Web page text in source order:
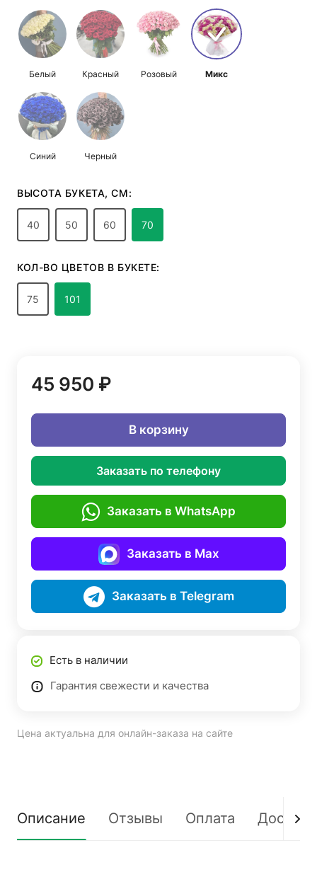
Белый Красный Розовый Микс
Синий Черный
ВЫСОТА БУКЕТА, СМ:
40 50 60 70
КОЛ-ВО ЦВЕТОВ В БУКЕТЕ:
75 101
45 950 ₽
В корзину
Заказать по телефону
Заказать в WhatsApp
Заказать в Max
Заказать в Telegram
Есть в наличии
Гарантия свежести и качества
Цена актуальна для онлайн-заказа на сайте
Описание Отзывы Оплата